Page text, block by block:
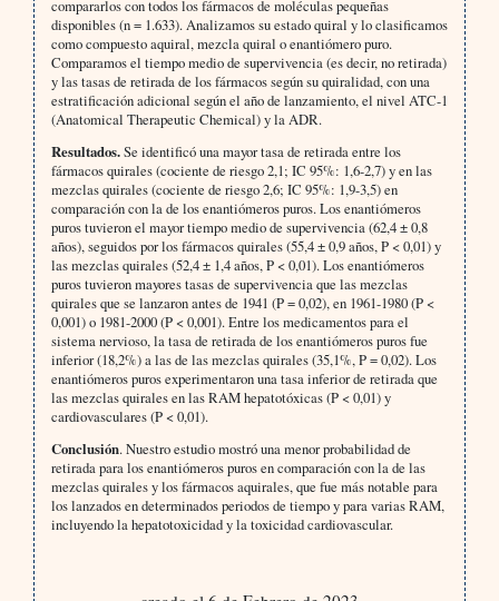
compararlos con todos los fármacos de moléculas pequeñas
disponibles (n = 1.633). Analizamos su estado quiral y lo clasificamos
como compuesto aquiral, mezcla quiral o enantiómero puro.
Comparamos el tiempo medio de supervivencia (es decir, no retirada)
y las tasas de retirada de los fármacos según su quiralidad, con una
estratificación adicional según el año de lanzamiento, el nivel ATC-1
(Anatomical Therapeutic Chemical) y la ADR.
Resultados.Se identificó una mayor tasa de retirada entre los
fármacos quirales (cociente de riesgo 2,1; IC 95%: 1,6-2,7) y en las
mezclas quirales (cociente de riesgo 2,6; IC 95%: 1,9-3,5) en
comparación con la de los enantiómeros puros. Los enantiómeros
puros tuvieron el mayor tiempo medio de supervivencia (62,4 ± 0,8
años), seguidos por los fármacos quirales (55,4 ± 0,9 años, P < 0,01) y
las mezclas quirales (52,4 ± 1,4 años, P < 0,01). Los enantiómeros
puros tuvieron mayores tasas de supervivencia que las mezclas
quirales que se lanzaron antes de 1941 (P = 0,02), en 1961-1980 (P <
0,001) o 1981-2000 (P < 0,001). Entre los medicamentos para el
sistema nervioso, la tasa de retirada de los enantiómeros puros fue
inferior (18,2%) a las de las mezclas quirales (35,1%, P = 0,02). Los
enantiómeros puros experimentaron una tasa inferior de retirada que
las mezclas quirales en las RAM hepatotóxicas (P < 0,01) y
cardiovasculares (P < 0,01).
Conclusión. Nuestro estudio mostró una menor probabilidad de
retirada para los enantiómeros puros en comparación con la de las
mezclas quirales y los fármacos aquirales, que fue más notable para
los lanzados en determinados periodos de tiempo y para varias RAM,
incluyendo la hepatotoxicidad y la toxicidad cardiovascular.